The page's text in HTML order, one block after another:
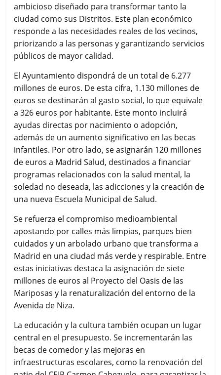
ambicioso diseñado para transformar tanto la
ciudad como sus Distritos. Este plan económico
responde a las necesidades reales de los vecinos,
priorizando a las personas y garantizando servicios
públicos de mayor calidad.
El Ayuntamiento dispondrá de un total de 6.277
millones de euros. De esta cifra, 1.130 millones de
euros se destinarán al gasto social, lo que equivale
a 326 euros por habitante. Este monto incluirá
ayudas directas por nacimiento o adopción,
además de un aumento significativo en las becas
infantiles. Por otro lado, se asignarán 120 millones
de euros a Madrid Salud, destinados a financiar
programas relacionados con la salud mental, la
soledad no deseada, las adicciones y la creación de
una nueva Escuela Municipal de Salud.
Se refuerza el compromiso medioambiental
apostando por calles más limpias, parques bien
cuidados y un arbolado urbano que transforma a
Madrid en una ciudad más verde y respirable. Entre
estas iniciativas destaca la asignación de siete
millones de euros al Proyecto del Oasis de las
Mariposas y la renaturalización del entorno de la
Avenida de Niza.
La educación y la cultura también ocupan un lugar
central en el presupuesto. Se incrementarán las
becas de comedor y las mejoras en
infraestructuras escolares, como la renovación del